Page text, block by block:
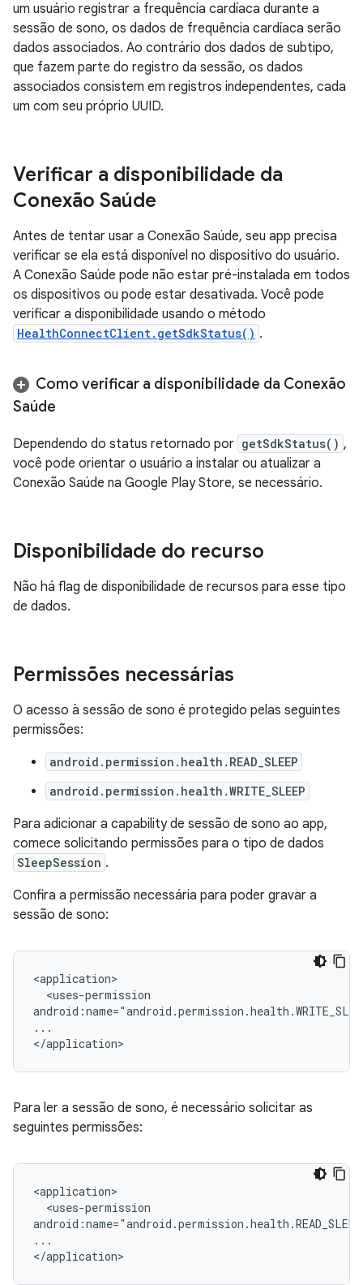
um usuário registrar a frequência cardíaca durante a
sessão de sono, os dados de frequência cardíaca serão
dados associados. Ao contrário dos dados de subtipo,
que fazem parte do registro da sessão, os dados
associados consistem em registros independentes, cada
um com seu próprio UUID.
Verificar a disponibilidade da
Conexão Saúde
Antes de tentar usar a Conexão Saúde, seu app precisa
verificar se ela está disponível no dispositivo do usuário.
A Conexão Saúde pode não estar pré-instalada em todos
os dispositivos ou pode estar desativada. Você pode
verificar a disponibilidade usando o método
HealthConnectClient.getSdkStatus() .
Como verificar a disponibilidade da Conexão
Saúde
Dependendo do status retornado por getSdkStatus() ,
você pode orientar o usuário a instalar ou atualizar a
Conexão Saúde na Google Play Store, se necessário.
Disponibilidade do recurso
Não há flag de disponibilidade de recursos para esse tipo
de dados.
Permissões necessárias
O acesso à sessão de sono é protegido pelas seguintes
permissões:
android.permission.health.READ_SLEEP
android.permission.health.WRITE_SLEEP
Para adicionar a capability de sessão de sono ao app,
comece solicitando permissões para o tipo de dados
SleepSession .
Confira a permissão necessária para poder gravar a
sessão de sono:
<uses-permission
...
Para ler a sessão de sono, é necessário solicitar as
seguintes permissões:
<uses-permission
...